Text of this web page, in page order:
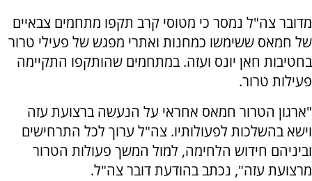
מדובר צה"ל נמסר כי מטוסי קרב תקפו מתחמים צבאיים
של חמאס ששימשו כמחנות ואתרי מפגש של פעילי טרור
בחטיבות חאן יונס ועזה. במתחמים שהותקפו התקיימה
פעילות טרור.
"ארגון הטרור חמאס אחראי על הנעשה ברצועת עזה
וישא בהשלכות לפעולותיו. צה"ל ערוך לכל התרחישים
וביניהם חידוש הלחימה, למול המשך פעולות הטרור
מרצועת עזה", נכתב בהודעת דובר צה"ל.